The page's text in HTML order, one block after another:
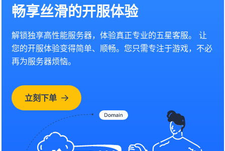
畅享丝滑的开服体验
解锁独享高性能服务器，体验真正专业的五星客服。 让
您的开服体验变得简单、顺畅。您只需专注于游戏，不必
再为服务器烦恼。
立刻下单